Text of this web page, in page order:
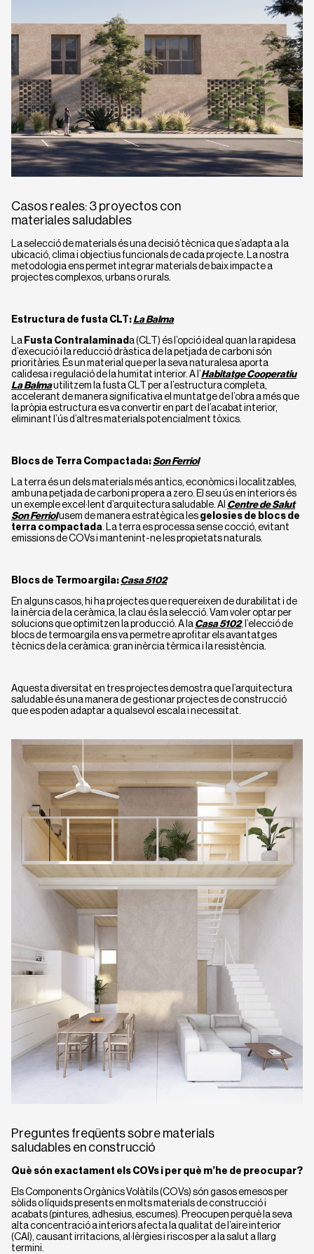
Casos reales: 3 proyectos con
materiales saludables
La selecció de materials és una decisió tècnica que s’adapta a la
ubicació, clima i objectius funcionals de cada projecte. La nostra
metodologia ens permet integrar materials de baix impacte a
projectes complexos, urbans o rurals.
Estructura de fusta CLT: La Balma
La Fusta Contralaminad a (CLT) és l’opció ideal quan la rapidesa
d’execució i la reducció dràstica de la petjada de carboni són
prioritàries. És un material que per la seva naturalesa aporta
calidesa i regulació de la humitat interior. A l’Habitatge Cooperatiu
La Balmautilitzem la fusta CLT per a l’estructura completa,
accelerant de manera significativa el muntatge de l’obra a més que
la pròpia estructura es va convertir en part de l’acabat interior,
eliminant l’ús d’altres materials potencialment tòxics.
Blocs de Terra Compactada: Son Ferriol
La terra és un dels materials més antics, econòmics i localitzables,
amb una petjada de carboni propera a zero. El seu ús en interiors és
un exemple excel·lent d’arquitectura saludable. Al Centre de Salut
Son Ferriolusem de manera estratègica les gelosies de blocs de
terra compactada . La terra es processa sense cocció, evitant
emissions de COVs i mantenint-ne les propietats naturals.
Blocs de Termoargila: Casa 5102
En alguns casos, hi ha projectes que requereixen de durabilitat i de
la inèrcia de la ceràmica, la clau és la selecció. Vam voler optar per
solucions que optimitzen la producció. A la Casa 5102, l’elecció de
blocs de termoargila ens va permetre aprofitar els avantatges
tècnics de la ceràmica: gran inèrcia tèrmica i la resistència.
Aquesta diversitat en tres projectes demostra que l’arquitectura
saludable és una manera de gestionar projectes de construcció
que es poden adaptar a qualsevol escala i necessitat.
Preguntes freqüents sobre materials
saludables en construcció
Què són exactament els COVs i per què m’he de preocupar?
Els Components Orgànics Volàtils (COVs) són gasos emesos per
sòlids o líquids presents en molts materials de construcció i
acabats (pintures, adhesius, escumes). Preocupen perquè la seva
alta concentració a interiors afecta la qualitat de l’aire interior
(CAI), causant irritacions, al·lèrgies i riscos per a la salut a llarg
termini.